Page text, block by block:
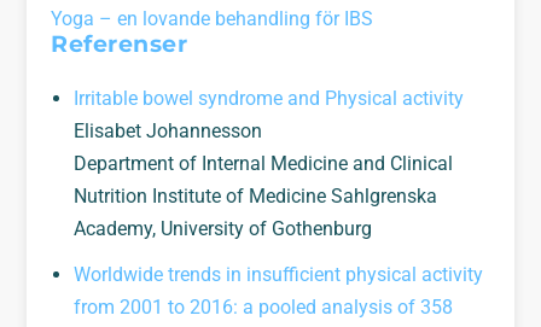
Yoga – en lovande behandling för IBS
Referenser
Irritable bowel syndrome and Physical activity
Elisabet Johannesson
Department of Internal Medicine and Clinical
Nutrition Institute of Medicine Sahlgrenska
Academy, University of Gothenburg
Worldwide trends in insufficient physical activity
from 2001 to 2016: a pooled analysis of 358